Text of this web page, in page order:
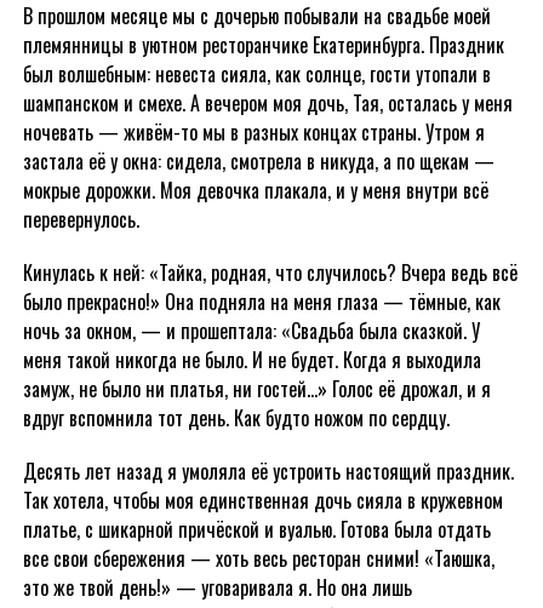
В прошлом месяце мы с дочерью побывали на свадьбе моей
племянницы в уютном ресторанчике Екатеринбурга. Праздник
был волшебным: невеста сияла, как солнце, гости утопали в
шампанском и смехе. А вечером моя дочь, Тая, осталась у меня
ночевать — живём-то мы в разных концах страны. Утром я
застала её у окна: сидела, смотрела в никуда, а по щекам —
мокрые дорожки. Моя девочка плакала, и у меня внутри всё
перевернулось.
Кинулась к ней: «Тайка, родная, что случилось? Вчера ведь всё
было прекрасно!» Она подняла на меня глаза — тёмные, как
ночь за окном, — и прошептала: «Свадьба была сказкой. У
меня такой никогда не было. И не будет. Когда я выходила
замуж, не было ни платья, ни гостей…» Голос её дрожал, и я
вдруг вспомнила тот день. Как будто ножом по сердцу.
Десять лет назад я умоляла её устроить настоящий праздник.
Так хотела, чтобы моя единственная дочь сияла в кружевном
платье, с шикарной причёской и вуалью. Готова была отдать
все свои сбережения — хоть весь ресторан сними! «Таюшка,
это же твой день!» — уговаривала я. Но она лишь